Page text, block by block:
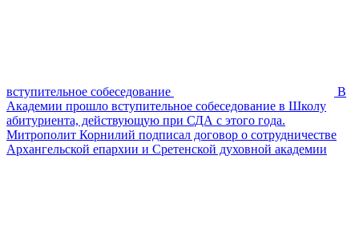
вступительное собеседование
В
Академии прошло вступительное собеседование в Школу
абитуриента, действующую при СДА с этого года.
Митрополит Корнилий подписал договор о сотрудничестве
Архангельской епархии и Сретенской духовной академии